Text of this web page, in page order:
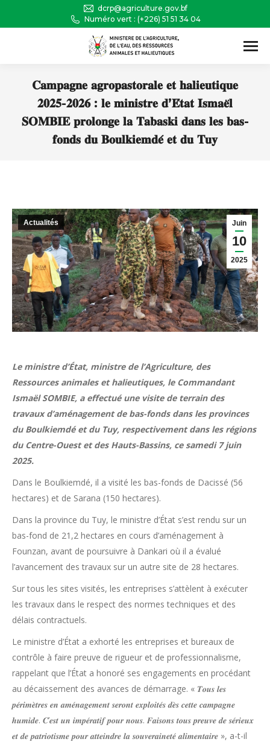
dcrp@agriculture.gov.bf
Numéro vert : (+226) 51 51 34 04
𝐂𝐚𝐦𝐩𝐚𝐠𝐧𝐞 𝐚𝐠𝐫𝐨𝐩𝐚𝐬𝐭𝐨𝐫𝐚𝐥𝐞 𝐞𝐭 𝐡𝐚𝐥𝐢𝐞𝐮𝐭𝐢𝐪𝐮𝐞
𝟐𝟎𝟐𝟓-𝟐𝟎𝟐𝟔 : 𝐥𝐞 𝐦𝐢𝐧𝐢𝐬𝐭𝐫𝐞 𝐝’𝐄́𝐭𝐚𝐭 𝐈𝐬𝐦𝐚𝐞̈𝐥
𝐒𝐎𝐌𝐁𝐈𝐄 𝐩𝐫𝐨𝐥𝐨𝐧𝐠𝐞 𝐥𝐚 𝐓𝐚𝐛𝐚𝐬𝐤𝐢 𝐝𝐚𝐧𝐬 𝐥𝐞𝐬 𝐛𝐚𝐬-
𝐟𝐨𝐧𝐝𝐬 𝐝𝐮 𝐁𝐨𝐮𝐥𝐤𝐢𝐞𝐦𝐝𝐞́ 𝐞𝐭 𝐝𝐮 𝐓𝐮𝐲
Juin
10
2025
Actualités
Le ministre d’État, ministre de l’Agriculture, des
Ressources animales et halieutiques, le Commandant
Ismaël SOMBIE, a effectué une visite de terrain des
travaux d’aménagement de bas-fonds dans les provinces
du Boulkiemdé et du Tuy, respectivement dans les régions
du Centre-Ouest et des Hauts-Bassins, ce samedi 7 juin
2025.
Dans le Boulkiemdé, il a visité les bas-fonds de Dacissé (56
hectares) et de Sarana (150 hectares).
Dans la province du Tuy, le ministre d’État s’est rendu sur un
bas-fond de 21,2 hectares en cours d’aménagement à
Founzan, avant de poursuivre à Dankari où il a évalué
l’avancement des travaux sur un autre site de 28 hectares.
Sur tous les sites visités, les entreprises s’attèlent à exécuter
les travaux dans le respect des normes techniques et des
délais contractuels.
Le ministre d’État a exhorté les entreprises et bureaux de
contrôle à faire preuve de rigueur et de professionnalisme,
rappelant que l’État a honoré ses engagements en procédant
au décaissement des avances de démarrage. « 𝑻𝒐𝒖𝒔 𝒍𝒆𝒔
𝒑𝒆́𝒓𝒊𝒎𝒆̀𝒕𝒓𝒆𝒔 𝒆𝒏 𝒂𝒎𝒆́𝒏𝒂𝒈𝒆𝒎𝒆𝒏𝒕 𝒔𝒆𝒓𝒐𝒏𝒕 𝒆𝒙𝒑𝒍𝒐𝒊𝒕𝒆́𝒔 𝒅𝒆̀𝒔 𝒄𝒆𝒕𝒕𝒆 𝒄𝒂𝒎𝒑𝒂𝒈𝒏𝒆
𝒉𝒖𝒎𝒊𝒅𝒆. 𝑪’𝒆𝒔𝒕 𝒖𝒏 𝒊𝒎𝒑𝒆́𝒓𝒂𝒕𝒊𝒇 𝒑𝒐𝒖𝒓 𝒏𝒐𝒖𝒔. 𝑭𝒂𝒊𝒔𝒐𝒏𝒔 𝒕𝒐𝒖𝒔 𝒑𝒓𝒆𝒖𝒗𝒆 𝒅𝒆 𝒔𝒆́𝒓𝒊𝒆𝒖𝒙
𝒆𝒕 𝒅𝒆 𝒑𝒂𝒕𝒓𝒊𝒐𝒕𝒊𝒔𝒎𝒆 𝒑𝒐𝒖𝒓 𝒂𝒕𝒕𝒆𝒊𝒏𝒅𝒓𝒆 𝒍𝒂 𝒔𝒐𝒖𝒗𝒆𝒓𝒂𝒊𝒏𝒆𝒕𝒆́ 𝒂𝒍𝒊𝒎𝒆𝒏𝒕𝒂𝒊𝒓𝒆 », a-t-il